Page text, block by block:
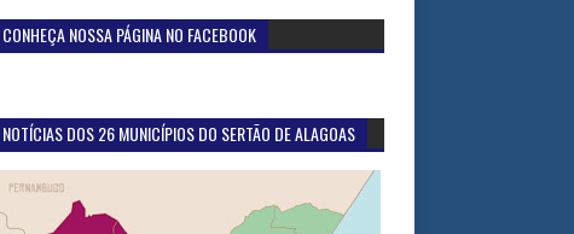
CONHEÇA NOSSA PÁGINA NO FACEBOOK
NOTÍCIAS DOS 26 MUNICÍPIOS DO SERTÃO DE ALAGOAS